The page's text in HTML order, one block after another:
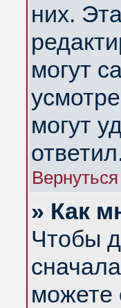
них.
могут
могут
» Как
Чтобы
можете